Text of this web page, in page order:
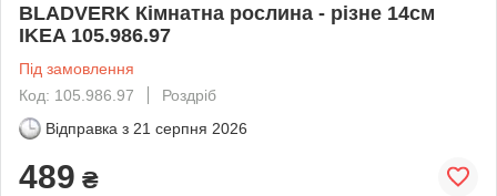
BLADVERK Кімнатна рослина - різне 14см
IKEA 105.986.97
Під замовлення
Код: 105.986.97
Роздріб
Відправка з 21 серпня 2026
489 ₴